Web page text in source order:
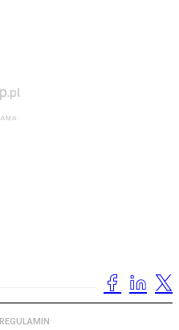
REGULAMIN